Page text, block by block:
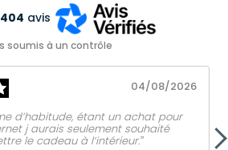
avis
soumis à un contrôle
04/08/2026
d’habitude, étant un achat pour
j aurais seulement souhaité
le cadeau à l’intérieur.ˮ